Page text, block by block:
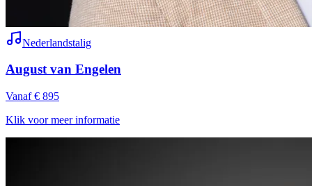
Nederlandstalig
August van Engelen
Vanaf € 895
Klik voor meer informatie